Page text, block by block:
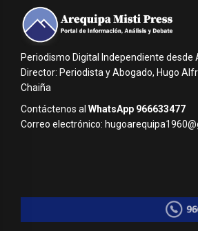
Periodismo Digital Independiente desde
Director: Periodista y Abogado, Hugo
Chaiña
Contáctenos al WhatsApp 966633477
Correo electrónico: